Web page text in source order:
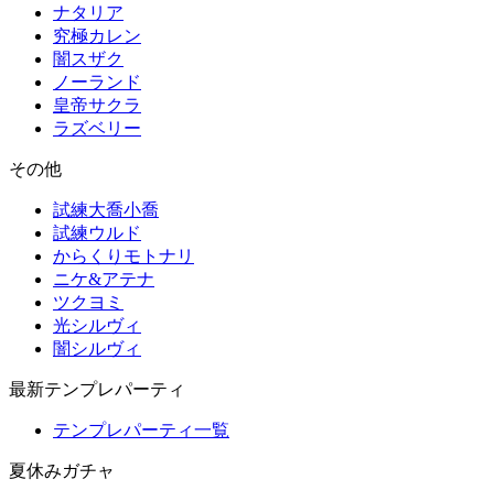
ナタリア
究極カレン
闇スザク
ノーランド
皇帝サクラ
ラズベリー
その他
試練大喬小喬
試練ウルド
からくりモトナリ
ニケ&アテナ
ツクヨミ
光シルヴィ
闇シルヴィ
最新テンプレパーティ
テンプレパーティ一覧
夏休みガチャ